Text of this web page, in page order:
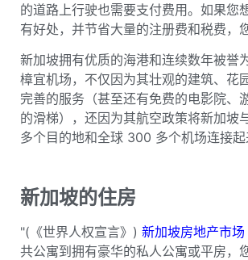
的道路上行驶也需要支付费用。如果您
有好处，并节省大量的注册费和税费，
新加坡拥有优质的海港和连续数年被誉
樟宜机场，不仅因为其壮观的建筑、花
完善的服务（甚至还有免费的电影院、
的滑梯），还因为其航空政策将新加坡
多个目的地和全球 300 多个机场连接起
新加坡的住房
"(《世界人权宣言》) 新加坡房地产市场
共公寓到拥有豪华的私人公寓或平房，